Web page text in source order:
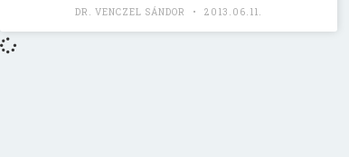
DR. VENCZEL SÁNDOR 2013.06.11.